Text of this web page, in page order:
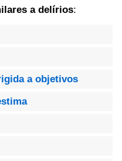
a delírios:
a objetivos